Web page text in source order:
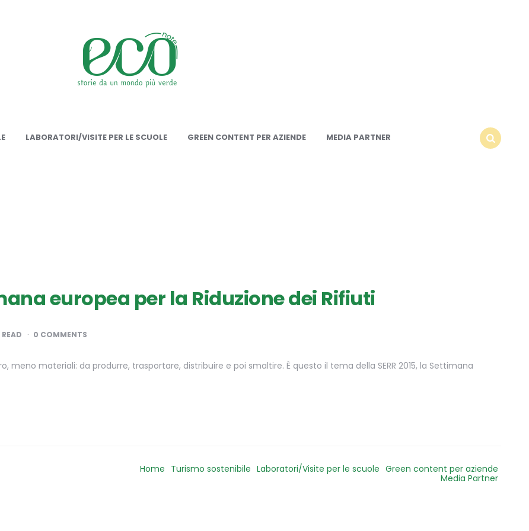
LABORATORI/VISITE PER LE SCUOLE GREEN CONTENT PER AZIENDE
MEDIA PARTNER
europea per la Riduzione dei Rifiuti
0 COMMENTS
meno materiali: da produrre, trasportare, distribuire e poi smaltire. È questo il tema della SERR 2015, la Settimana
Home Turismo sostenibile Laboratori/Visite per le scuole Green content per aziende
Media Partner